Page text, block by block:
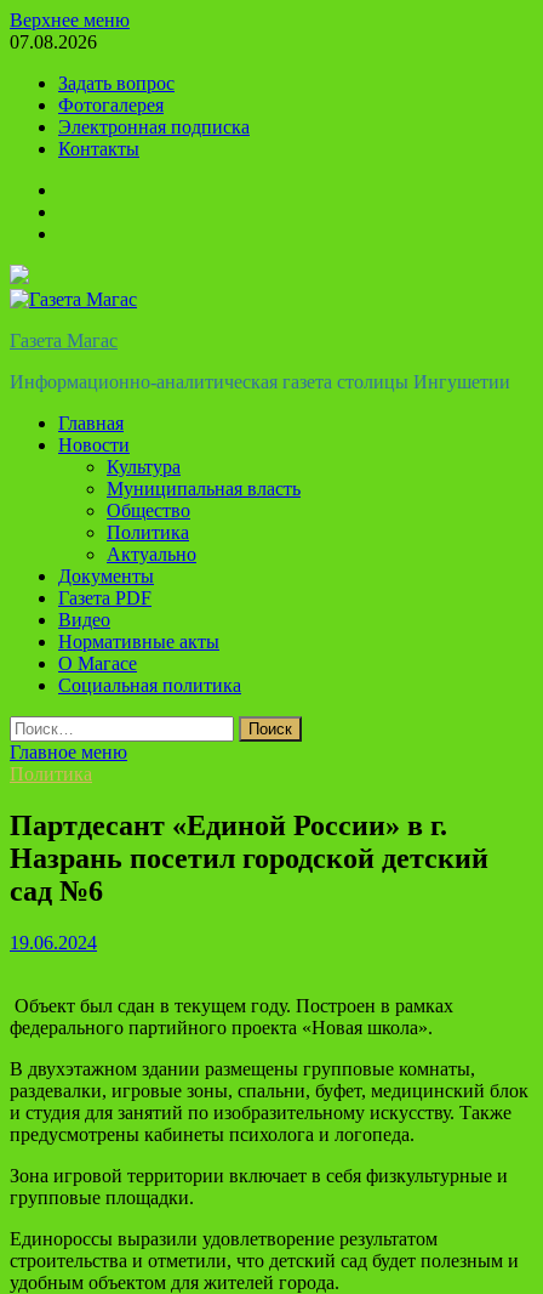
Перейти
к
Верхнее меню
07.08.2026
Задать вопрос
Фотогалерея
Электронная подписка
Контакты
Газета Магас
Информационно-аналитическая газета столицы Ингушетии
Главная
Новости
Культура
Муниципальная власть
Общество
Политика
Актуально
Документы
Газета PDF
Видео
Нормативные акты
О Магасе
Социальная политика
Найти:
Главное меню
Политика
Партдесант «Единой России» в г.
Назрань посетил городской детский
сад №6
19.06.2024
Объект был сдан в текущем году. Построен в рамках
федерального партийного проекта «Новая школа».
В двухэтажном здании размещены групповые комнаты,
раздевалки, игровые зоны, спальни, буфет, медицинский блок
и студия для занятий по изобразительному искусству. Также
предусмотрены кабинеты психолога и логопеда.
Зона игровой территории включает в себя физкультурные и
групповые площадки.
Единороссы выразили удовлетворение результатом
строительства и отметили, что детский сад будет полезным и
удобным объектом для жителей города.